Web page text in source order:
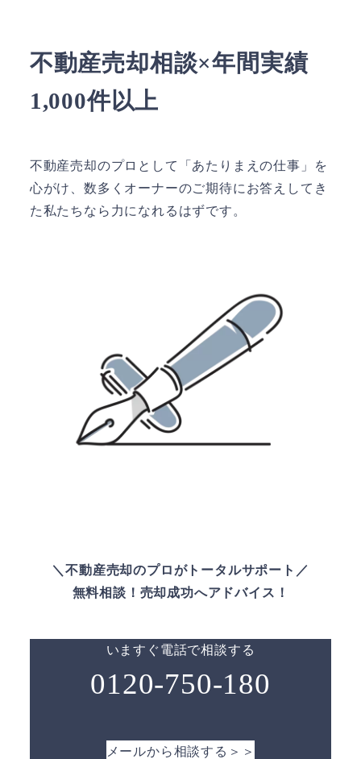
不動産売却相談×年間実績
1,000件以上
不動産売却のプロとして「あたりまえの仕事」を
心がけ、数多くオーナーのご期待にお答えしてき
た私たちなら力になれるはずです。
＼不動産売却のプロがトータルサポート／
無料相談！売却成功へアドバイス！
いますぐ電話で相談する
0120-750-180
メールから相談する＞＞